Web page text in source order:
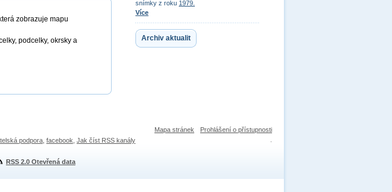
snímky z roku 1979.
Více
Archiv aktualit
zobrazuje mapu
podcelky, okrsky a
Mapa stránek Prohlášení o přístupnosti
podpora facebook Jak číst RSS kanály
RSS 2.0 Otevřená data